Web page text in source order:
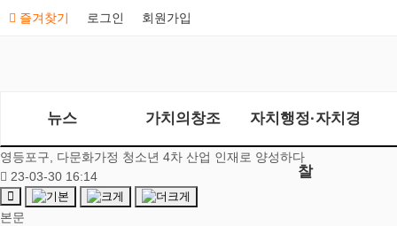
즐겨찾기 로그인 회원가입
뉴스 가치의창조 자치행정·자치경
찰
영등포구, 다문화가정 청소년 4차 산업 인재로 양성하다
23-03-30 16:14
본문